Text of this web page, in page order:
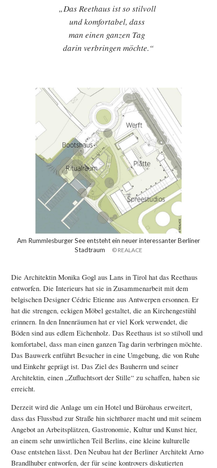
Das Reethaus ist so stilvoll
und komfortabel, dass
man einen ganzen Tag
darin verbringen möchte.
Am Rummlesburger See entsteht ein neuer interessanter Berliner
Stadtraum
© REALACE
Die Architektin Monika Gogl aus Lans in Tirol hat das Reethaus
entworfen. Die Interieurs hat sie in Zusammenarbeit mit dem
belgischen Designer Cédric Etienne aus Antwerpen ersonnen. Er
hat die strengen, eckigen Möbel gestaltet, die an Kirchengestühl
erinnern. In den Innenräumen hat er viel Kork verwendet, die
Böden sind aus edlem Eichenholz. Das Reethaus ist so stilvoll und
komfortabel, dass man einen ganzen Tag darin verbringen möchte.
Das Bauwerk entführt Besucher in eine Umgebung, die von Ruhe
und Einkehr geprägt ist. Das Ziel des Bauherrn und seiner
Architektin, einen „Zufluchtsort der Stille“ zu schaffen, haben sie
erreicht.
Derzeit wird die Anlage um ein Hotel und Bürohaus erweitert,
dass das Flussbad zur Straße hin sichtbarer macht und mit seinem
Angebot an Arbeitsplätzen, Gastronomie, Kultur und Kunst hier,
an einem sehr unwirtlichen Teil Berlins, eine kleine kulturelle
Oase entstehen lässt. Den Neubau hat der Berliner Architekt Arno
Brandlhuber entworfen, der für seine kontrovers diskutierten